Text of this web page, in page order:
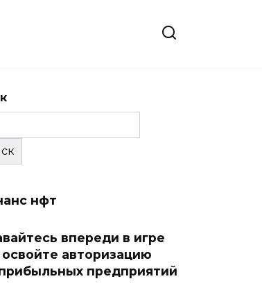
нфт
впереди в игре
освойте авторизацию
предприятий